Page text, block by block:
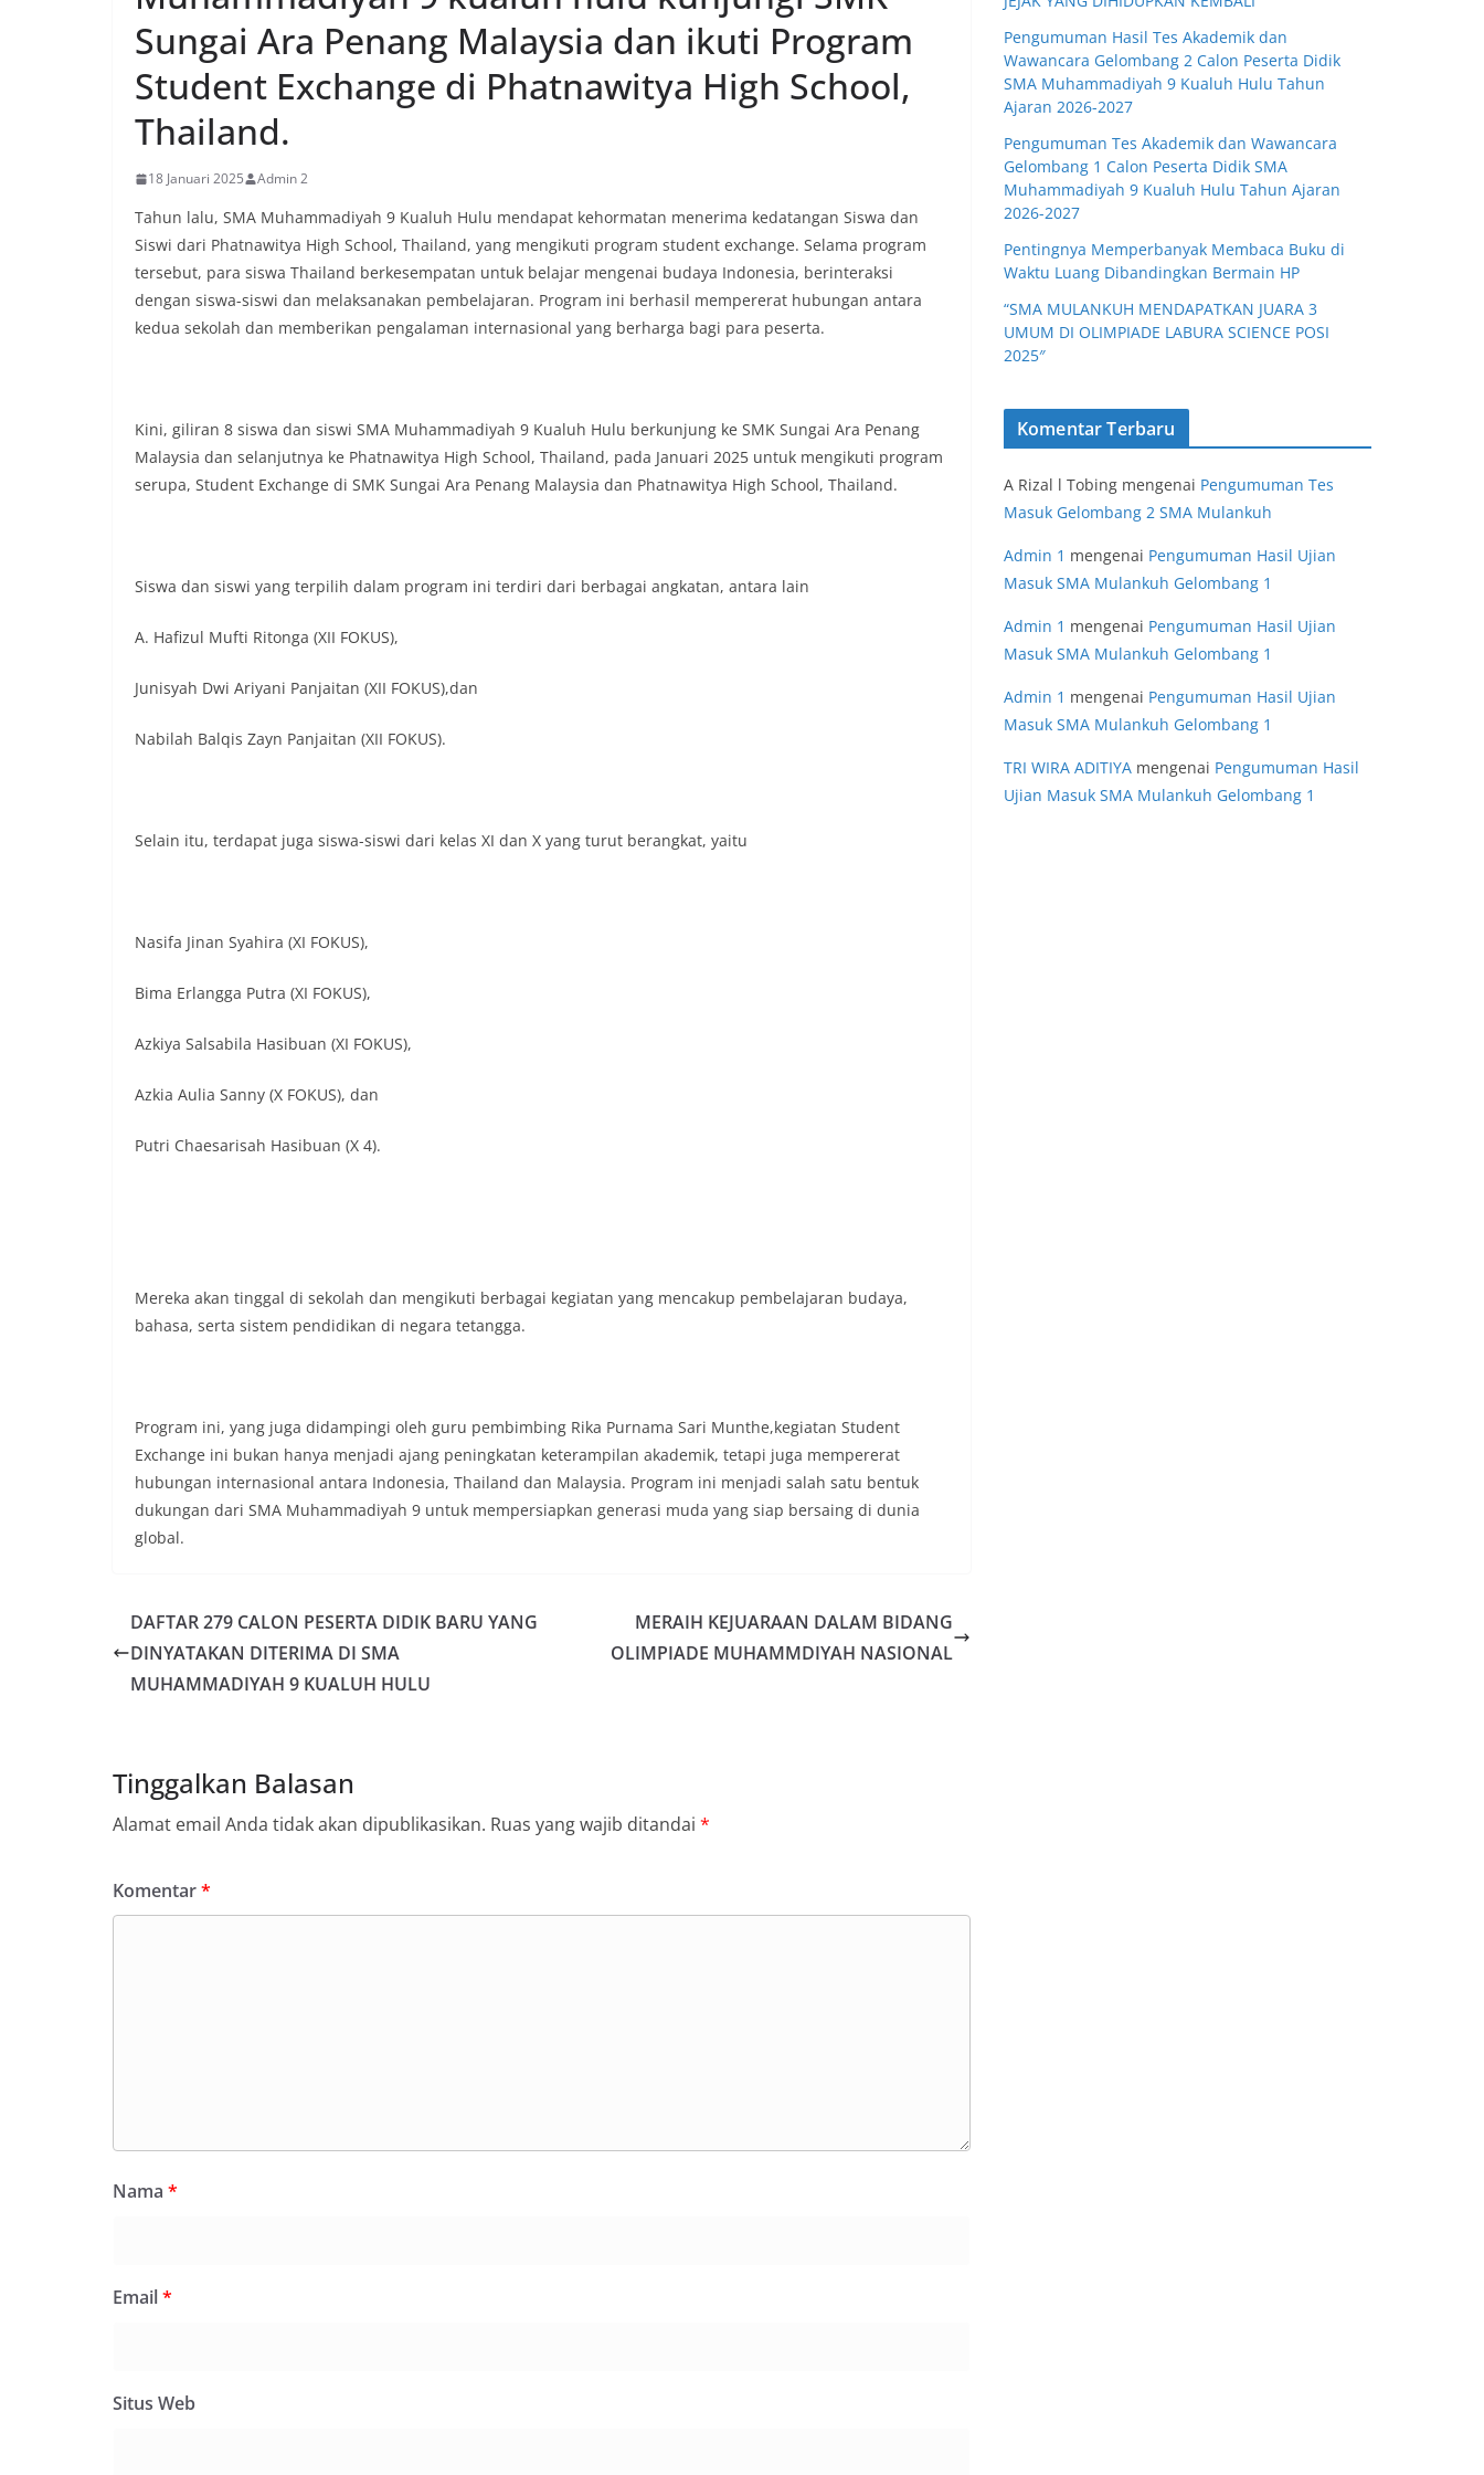
Sungai Ara Penang Malaysia dan ikuti Program
Student Exchange di Phatnawitya High School,
Thailand.
18 Januari 2025 Admin 2
Tahun lalu, SMA Muhammadiyah 9 Kualuh Hulu mendapat kehormatan menerima kedatangan Siswa dan
Siswi dari Phatnawitya High School, Thailand, yang mengikuti program student exchange. Selama program
tersebut, para siswa Thailand berkesempatan untuk belajar mengenai budaya Indonesia, berinteraksi
dengan siswa-siswi dan melaksanakan pembelajaran. Program ini berhasil mempererat hubungan antara
kedua sekolah dan memberikan pengalaman internasional yang berharga bagi para peserta.
Kini, giliran 8 siswa dan siswi SMA Muhammadiyah 9 Kualuh Hulu berkunjung ke SMK Sungai Ara Penang
Malaysia dan selanjutnya ke Phatnawitya High School, Thailand, pada Januari 2025 untuk mengikuti program
serupa, Student Exchange di SMK Sungai Ara Penang Malaysia dan Phatnawitya High School, Thailand.
Siswa dan siswi yang terpilih dalam program ini terdiri dari berbagai angkatan, antara lain
A. Hafizul Mufti Ritonga (XII FOKUS),
Junisyah Dwi Ariyani Panjaitan (XII FOKUS),dan
Nabilah Balqis Zayn Panjaitan (XII FOKUS).
Selain itu, terdapat juga siswa-siswi dari kelas XI dan X yang turut berangkat, yaitu
Nasifa Jinan Syahira (XI FOKUS),
Bima Erlangga Putra (XI FOKUS),
Azkiya Salsabila Hasibuan (XI FOKUS),
Azkia Aulia Sanny (X FOKUS), dan
Putri Chaesarisah Hasibuan (X 4).
Mereka akan tinggal di sekolah dan mengikuti berbagai kegiatan yang mencakup pembelajaran budaya,
bahasa, serta sistem pendidikan di negara tetangga.
Program ini, yang juga didampingi oleh guru pembimbing Rika Purnama Sari Munthe,kegiatan Student
Exchange ini bukan hanya menjadi ajang peningkatan keterampilan akademik, tetapi juga mempererat
hubungan internasional antara Indonesia, Thailand dan Malaysia. Program ini menjadi salah satu bentuk
dukungan dari SMA Muhammadiyah 9 untuk mempersiapkan generasi muda yang siap bersaing di dunia
global.
DAFTAR 279 CALON PESERTA DIDIK BARU YANG
DINYATAKAN DITERIMA DI SMA
MUHAMMADIYAH 9 KUALUH HULU
MERAIH KEJUARAAN DALAM BIDANG
OLIMPIADE MUHAMMDIYAH NASIONAL
Tinggalkan Balasan
Alamat email Anda tidak akan dipublikasikan. Ruas yang wajib ditandai *
Komentar*
Nama *
Email*
Situs Web
Pengumuman Hasil Tes Akademik dan
Wawancara Gelombang 2 Calon Peserta Didik
SMA Muhammadiyah 9 Kualuh Hulu Tahun
Ajaran 2026-2027
Pengumuman Tes Akademik dan Wawancara
Gelombang 1 Calon Peserta Didik SMA
Muhammadiyah 9 Kualuh Hulu Tahun Ajaran
2026-2027
Pentingnya Memperbanyak Membaca Buku di
Waktu Luang Dibandingkan Bermain HP
“SMA MULANKUH MENDAPATKAN JUARA 3
UMUM DI OLIMPIADE LABURA SCIENCE POSI
2025″
Komentar Terbaru
A Rizal l Tobing mengenai Pengumuman Tes
Masuk Gelombang 2 SMA Mulankuh
Admin 1 mengenai Pengumuman Hasil Ujian
Masuk SMA Mulankuh Gelombang 1
Admin 1 mengenai Pengumuman Hasil Ujian
Masuk SMA Mulankuh Gelombang 1
Admin 1 mengenai Pengumuman Hasil Ujian
Masuk SMA Mulankuh Gelombang 1
TRI WIRA ADITIYA mengenai Pengumuman Hasil
Ujian Masuk SMA Mulankuh Gelombang 1